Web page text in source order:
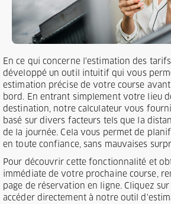
En ce qui concerne l'estimation des
développé un outil intuitif qui vous
estimation précise de votre course
bord. En entrant simplement votre lieu
destination, notre calculateur vous
basé sur divers facteurs tels que la
de la journée. Cela vous permet de
en toute confiance, sans mauvaises
Pour découvrir cette fonctionnalité et
immédiate de votre prochaine course,
page de réservation en ligne. Cliquez
accéder directement à notre outil